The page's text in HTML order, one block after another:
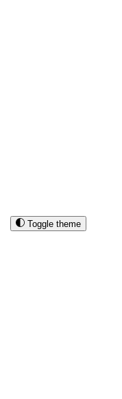
Toggle theme